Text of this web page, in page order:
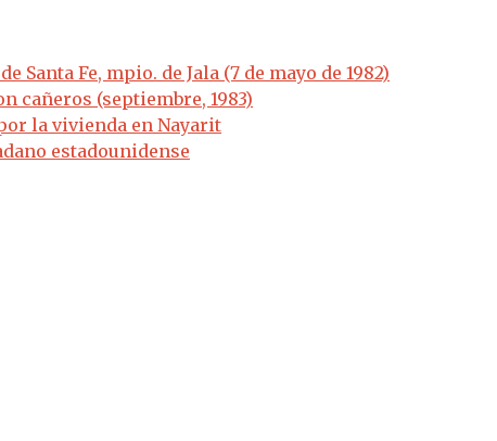
Fe, mpio. de Jala (7 de mayo de 1982)
cañeros (septiembre, 1983)
la vivienda en Nayarit
estadounidense